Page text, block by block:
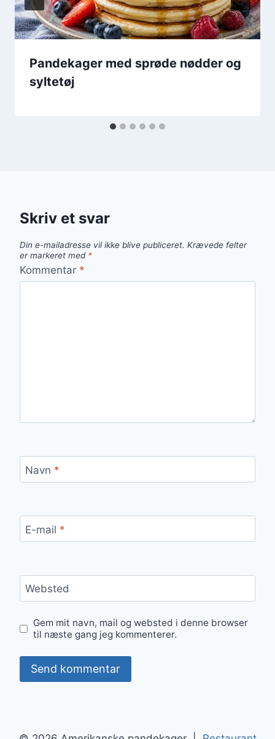
Pandekager med sprøde nødder og
syltetøj
Skriv et svar
Din e-mailadresse vil ikke blive publiceret. Krævede felter
er markeret med *
Kommentar *
Navn *
E-mail *
Websted
Gem mit navn, mail og websted i denne browser
til næste gang jeg kommenterer.